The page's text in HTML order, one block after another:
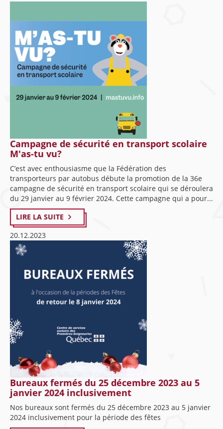
Campagne de sécurité en transport scolaire
M'as-tu vu?
C’est avec enthousiasme que la Fédération des
transporteurs par autobus débute la promotion de la 36e
campagne de sécurité en transport scolaire qui se déroulera
du 29 janvier au 9 février 2024. Cette campagne qui a pour...
LIRE LA SUITE
20.12.2023
Bureaux fermés du 25 décembre 2023 au 5
janvier 2024 inclusivement
Nos bureaux sont fermés du 25 décembre 2023 au 5 janvier
2024 inclusivement pour la période des fêtes